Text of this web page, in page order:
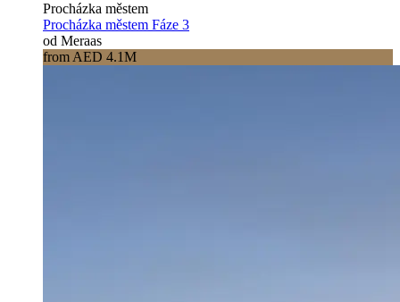
Procházka městem
Procházka městem Fáze 3
od Meraas
from AED 4.1M